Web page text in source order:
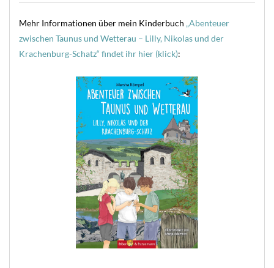
Mehr Informationen über mein Kinderbuch „Abenteuer
zwischen Taunus und Wetterau – Lilly, Nikolas und der
Krachenburg-Schatz“ findet ihr hier (klick):